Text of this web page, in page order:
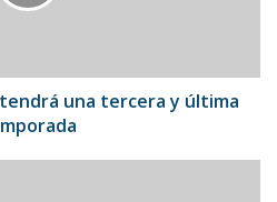
tendrá una tercera y última